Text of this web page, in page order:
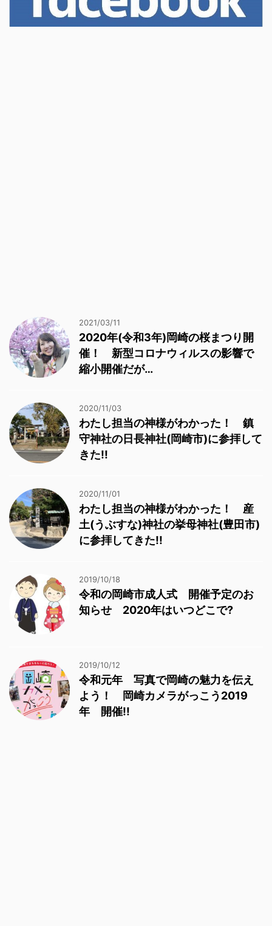
2021/03/11
2020年(令和3年)岡崎の桜まつり開
催！ 新型コロナウィルスの影響で
縮小開催だが…
2020/11/03
わたし担当の神様がわかった！ 鎮
守神社の日長神社(岡崎市)に参拝して
きた!!
2020/11/01
わたし担当の神様がわかった！ 産
土(うぶすな)神社の挙母神社(豊田市)
に参拝してきた!!
2019/10/18
令和の岡崎市成人式 開催予定のお
知らせ 2020年はいつどこで?
2019/10/12
令和元年 写真で岡崎の魅力を伝え
よう！ 岡崎カメラがっこう2019
年 開催!!